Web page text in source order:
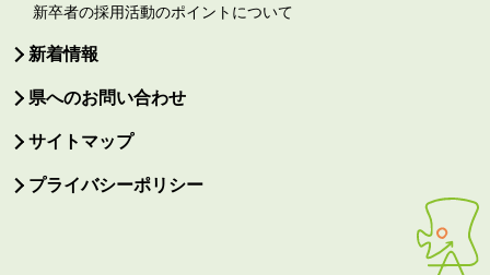
新卒者の採用活動のポイントについて
新着情報
県へのお問い合わせ
サイトマップ
プライバシーポリシー